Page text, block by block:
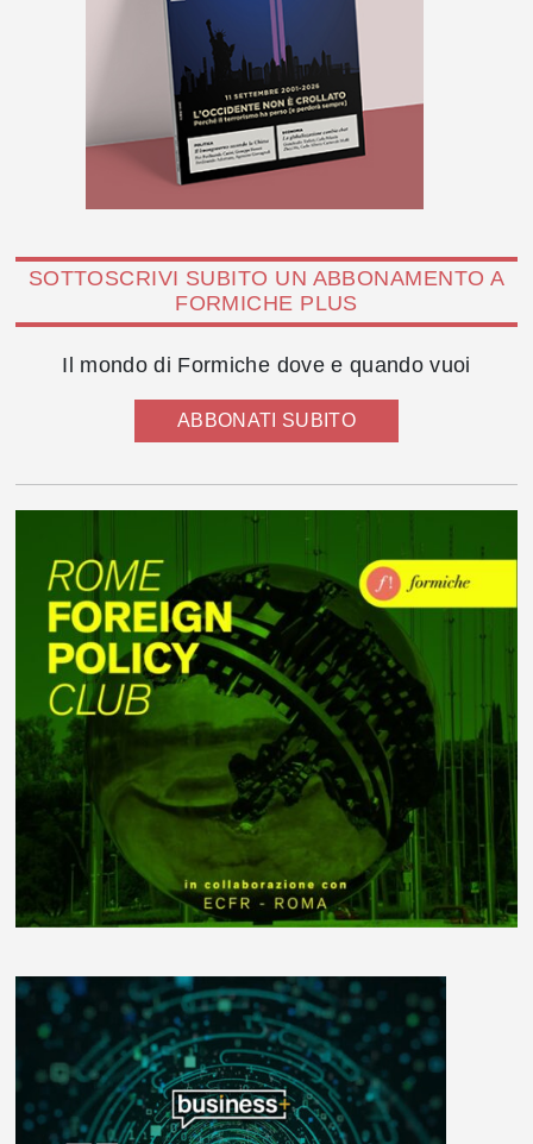
SOTTOSCRIVI SUBITO UN ABBONAMENTO A
FORMICHE PLUS
Il mondo di Formiche dove e quando vuoi
ABBONATI SUBITO